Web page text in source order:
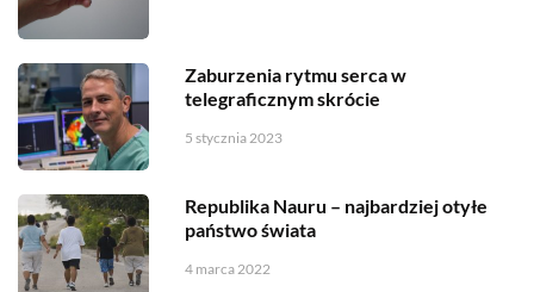
Zaburzenia rytmu serca w
telegraficznym skrócie
5 stycznia 2023
Republika Nauru – najbardziej otyłe
państwo świata
4 marca 2022